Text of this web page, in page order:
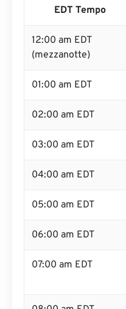
EDT Tempo
12:00 am EDT
(mezzanotte)
01:00 am EDT
02:00 am EDT
03:00 am EDT
04:00 am EDT
05:00 am EDT
06:00 am EDT
07:00 am EDT